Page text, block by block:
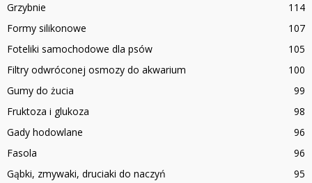
Grzybnie
114
Formy silikonowe
107
Foteliki samochodowe dla psów
105
Filtry odwróconej osmozy do akwarium
100
Gumy do żucia
99
Fruktoza i glukoza
98
Gady hodowlane
96
Fasola
96
Gąbki, zmywaki, druciaki do naczyń
95